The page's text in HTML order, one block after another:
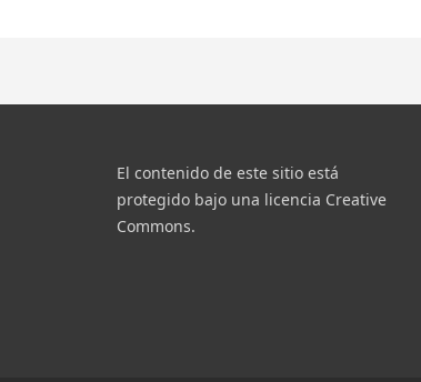
El contenido de este sitio está
protegido bajo una licencia Creative
Commons.